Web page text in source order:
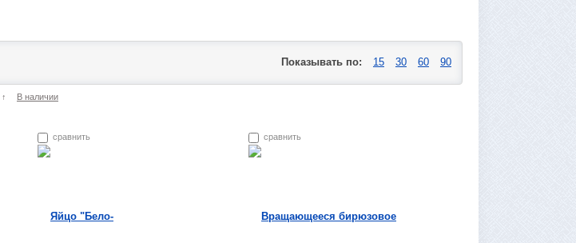
Показывать по: 15 30 60 90
↑ В наличии
сравнить сравнить